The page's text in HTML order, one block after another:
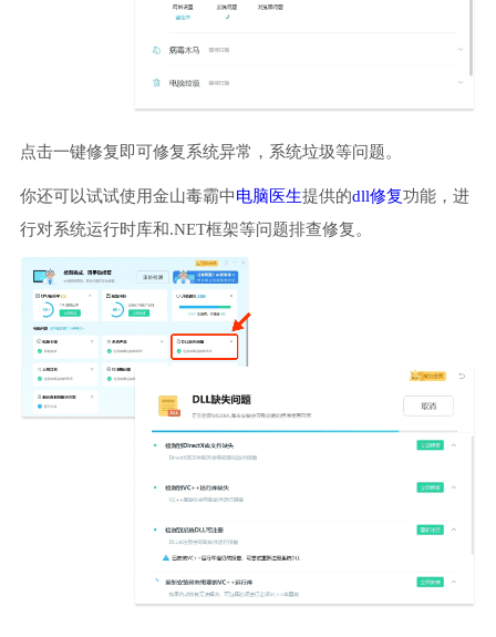
点击一键修复即可修复系统异常，系统垃圾等问题。
你还可以试试使用金山毒霸中电脑医生提供的dll修复功能，进
行对系统运行时库和.NET框架等问题排查修复。